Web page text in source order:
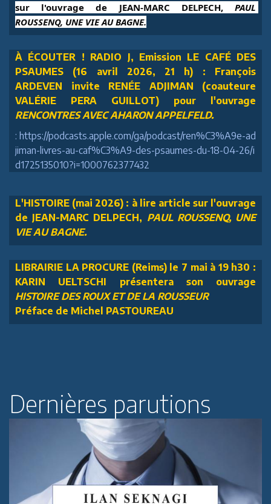
sur l'ouvrage de JEAN-MARC DELPECH, PAUL
ROUSSENQ, UNE VIE AU BAGNE.
À ÉCOUTER ! RADIO J, Emission LE CAFÉ DES
PSAUMES (16 avril 2026, 21 h) : François
ARDEVEN invite RENÉE ADJIMAN (coauteure
VALÉRIE PERA GUILLOT) pour l'ouvrage
RENCONTRES AVEC AHARON APPELFELD.
: https://podcasts.apple.com/ga/podcast/ren%C3%A9e-ad
jiman-livres-au-caf%C3%A9-des-psaumes-du-18-04-26/i
d1725135010?i=1000762377432
L'HISTOIRE (mai 2026) : à lire article sur l'ouvrage
de JEAN-MARC DELPECH, PAUL ROUSSENQ, UNE
VIE AU BAGNE.
LIBRAIRIE LA PROCURE (Reims) le 7 mai à 19 h30 :
KARIN UELTSCHI présentera son ouvrage
HISTOIRE DES ROUX ET DE LA ROUSSEUR
Préface de Michel PASTOUREAU
Dernières parutions